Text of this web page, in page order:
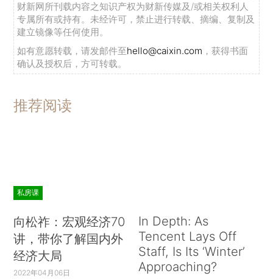
财新网所刊载内容之知识产权为财新传媒及/或相关权利人
专属所有或持有。未经许可，禁止进行转载、摘编、复制及
建立镜像等任何使用。
如有意愿转载，请发邮件至hello@caixin.com ，获得书面
确认及授权后，方可转载。
推荐阅读
私房课
向松祚：宏观经济70
讲，带你了解国内外
经济大局
2022年04月06日
In Depth: As
Tencent Lays Off
Staff, Is Its ‘Winter’
Approaching?